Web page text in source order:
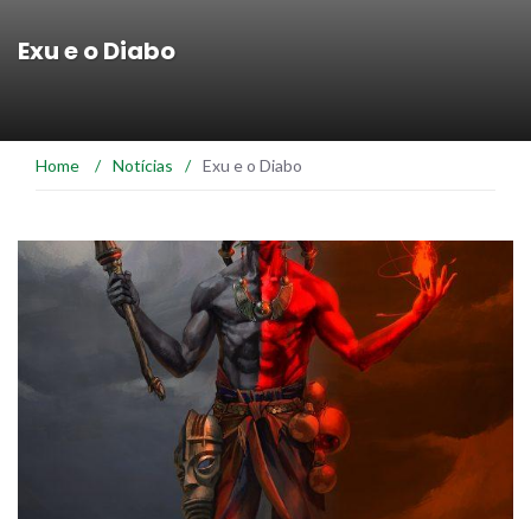
Exu e o Diabo
Home / Notícias / Exu e o Diabo